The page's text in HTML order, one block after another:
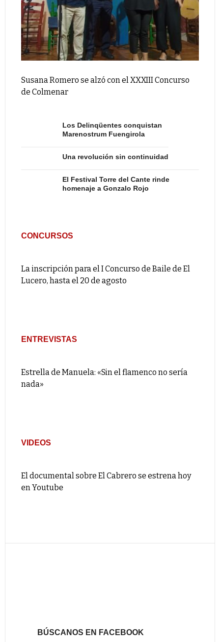
Susana Romero se alzó con el XXXIII Concurso
de Colmenar
Los Delinqüentes conquistan
Marenostrum Fuengirola
Una revolución sin continuidad
El Festival Torre del Cante rinde
homenaje a Gonzalo Rojo
CONCURSOS
La inscripción para el I Concurso de Baile de El
Lucero, hasta el 20 de agosto
ENTREVISTAS
Estrella de Manuela: «Sin el flamenco no sería
nada»
VIDEOS
El documental sobre El Cabrero se estrena hoy
en Youtube
BÚSCANOS EN FACEBOOK